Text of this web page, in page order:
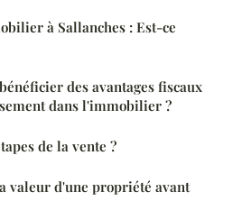
à Sallanches : Est-ce
des avantages fiscaux
dans l'immobilier ?
de la vente ?
valeur d'une propriété avant